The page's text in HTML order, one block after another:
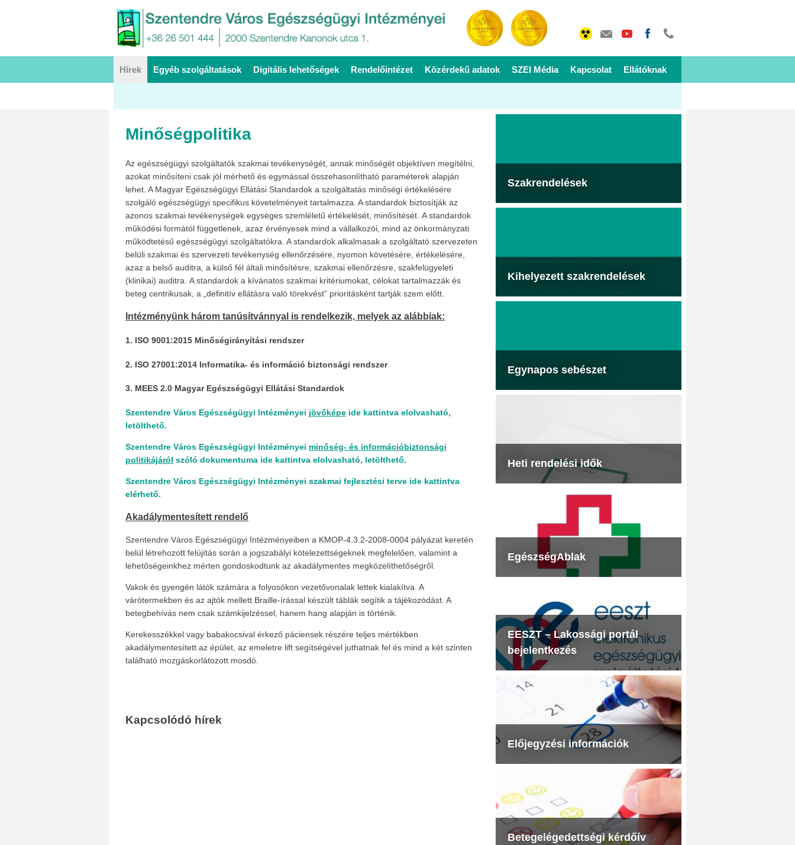
Hírek Egyéb szolgáltatások Digitális lehetőségek Rendelőintézet Közérdekű adatok SZEI Média Kapcsolat Ellátóknak
Minőségpolitika
Az egészségügyi szolgáltatók szakmai tevékenységét, annak minőségét objektíven megítélni,
azokat minősíteni csak jól mérhető és egymással összehasonlítható paraméterek alapján
lehet. A Magyar Egészségügyi Ellátási Standardok a szolgáltatás minőségi értékelésére
szolgáló egészségügyi specifikus követelményeit tartalmazza. A standardok biztosítják az
azonos szakmai tevékenységek egységes szemléletű értékelését, minősítését. A standardok
működési formától függetlenek, azaz érvényesek mind a vállalkozói, mind az önkormányzati
működtetésű egészségügyi szolgáltatókra. A standardok alkalmasak a szolgáltató szervezeten
belüli szakmai és szervezeti tevékenység ellenőrzésére, nyomon követésére, értékelésére,
azaz a belső auditra, a külső fél általi minősítésre, szakmai ellenőrzésre, szakfelügyeleti
(klinikai) auditra. A standardok a kívánatos szakmai kritériumokat, célokat tartalmazzák és
beteg centrikusak, a „definitív ellátásra való törekvést” prioritásként tartják szem előtt.
Intézményünk három tanúsítvánnyal is rendelkezik, melyek az alábbiak:
1. ISO 9001:2015 Minőségirányítási rendszer
2. ISO 27001:2014 Informatika- és információ biztonsági rendszer
3. MEES 2.0 Magyar Egészségügyi Ellátási Standardok
Szentendre Város Egészségügyi Intézményei jövőképe ide kattintva elolvasható,
letölthető.
Szentendre Város Egészségügyi Intézményei minőség- és információbiztonsági
politikájáról szóló dokumentuma ide kattintva elolvasható, letölthető.
Szentendre Város Egészségügyi Intézményei szakmai fejlesztési terve ide kattintva
elérhető.
Akadálymentesített rendelő
Szentendre Város Egészségügyi Intézményeiben a KMOP-4.3.2-2008-0004 pályázat keretén
belül létrehozott felújítás során a jogszabályi kötelezettségeknek megfelelően, valamint a
lehetőségeinkhez mérten gondoskodtunk az akadálymentes megközelíthetőségről.
Vakok és gyengén látók számára a folyosókon vezetővonalak lettek kialakítva. A
várótermekben és az ajtók mellett Braille-írással készült táblák segítik a tájékozódást. A
betegbehívás nem csak számkijelzéssel, hanem hang alapján is történik.
Kerekesszékkel vagy babakocsival érkező páciensek részére teljes mértékben
akadálymentesített az épület, az emeletre lift segítségével juthatnak fel és mind a két szinten
található mozgáskorlátozott mosdó.
Kapcsolódó hírek
Szakrendelések
Kihelyezett szakrendelések
Egynapos sebészet
Heti rendelési idők
EgészségAblak
EESZT – Lakossági portál
bejelentkezés
Előjegyzési információk
Betegelégedettségi kérdőív